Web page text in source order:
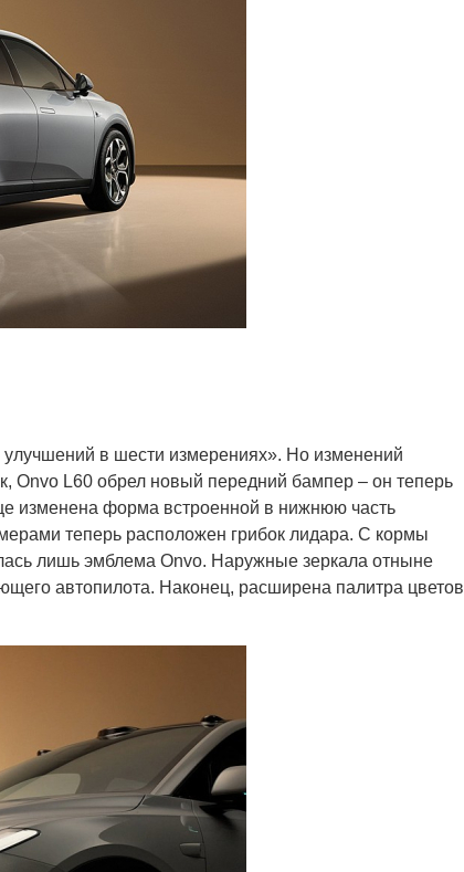
улучшений в шести измерениях». Но изменений
Onvo L60 обрел новый передний бампер – он теперь
изменена форма встроенной в нижнюю часть
теперь расположен грибок лидара. С кормы
лишь эмблема Onvo. Наружные зеркала отныне
автопилота. Наконец, расширена палитра цветов